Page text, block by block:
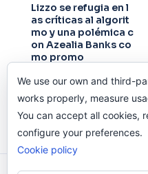
Lizzo se refugia en l
as críticas al algorit
mo y una polémica c
on Azealia Banks co
mo promo
We use our own and third-
works properly, measure
You can accept all cookies,
configure your preferences.
Cookie policy